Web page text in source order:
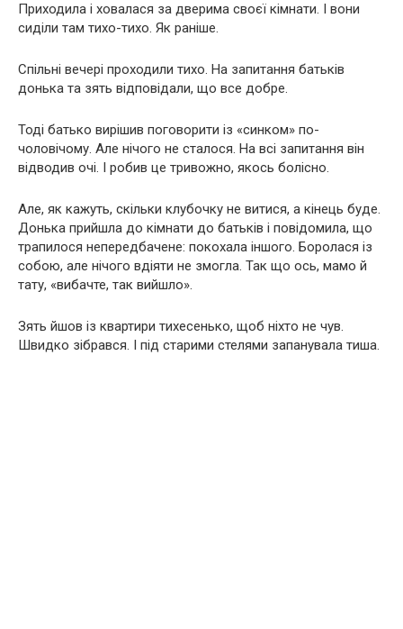
Приходила і ховалася за дверима своєї кімнати. І вони
сиділи там тихо-тихо. Як раніше.
Спільні вечері проходили тихо. На запитання батьків
донька та зять відповідали, що все добре.
Тоді батько вирішив поговорити із «синком» по-
чоловічому. Але нічого не сталося. На всі запитання він
відводив очі. І робив це тривожно, якось болісно.
Але, як кажуть, скільки клубочку не витися, а кінець буде.
Донька прийшла до кімнати до батьків і повідомила, що
трапилося непередбачене: покохала іншого. Боролася із
собою, але нічого вдіяти не змогла. Так що ось, мамо й
тату, «вибачте, так вийшло».
Зять йшов із квартири тихесенько, щоб ніхто не чув.
Швидко зібрався. І під старими стелями запанувала тиша.